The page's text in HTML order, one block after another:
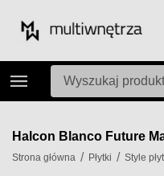
Halcon Blanco Future
Strona główna / Płytki / Style